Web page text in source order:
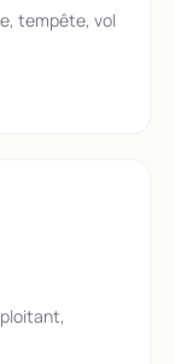
tempête, vol